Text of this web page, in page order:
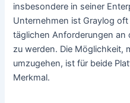
insbesondere in seiner
Unternehmen ist Graylog
täglichen Anforderungen
zu werden. Die Möglichkeit,
umzugehen, ist für beide
Merkmal.